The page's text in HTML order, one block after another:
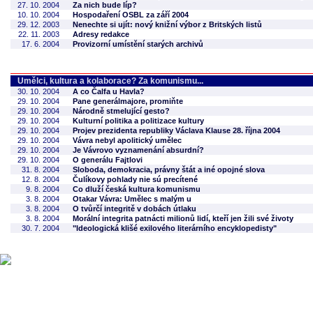
27. 10. 2004
Za nich bude líp?
10. 10. 2004
Hospodaření OSBL za září 2004
29. 12. 2003
Nenechte si ujít: nový knižní výbor z Britských listů
22. 11. 2003
Adresy redakce
17. 6. 2004
Provizorní umístění starých archivů
Umělci, kultura a kolaborace? Za komunismu...
30. 10. 2004
A co Čalfa u Havla?
29. 10. 2004
Pane generálmajore, promiňte
29. 10. 2004
Národně stmelující gesto?
29. 10. 2004
Kulturní politika a politizace kultury
29. 10. 2004
Projev prezidenta republiky Václava Klause 28. října 2004
29. 10. 2004
Vávra nebyl apolitický umělec
29. 10. 2004
Je Vávrovo vyznamenání absurdní?
29. 10. 2004
O generálu Fajtlovi
31. 8. 2004
Sloboda, demokracia, právny štát a iné opojné slova
12. 8. 2004
Čulíkovy pohlady nie sú precítené
9. 8. 2004
Co dluží česká kultura komunismu
3. 8. 2004
Otakar Vávra: Umělec s malým u
3. 8. 2004
O tvůrčí integritě v dobách útlaku
3. 8. 2004
Morální integrita patnácti milionů lidí, kteří jen žili své životy
30. 7. 2004
"Ideologická klišé exilového literárního encyklopedisty"